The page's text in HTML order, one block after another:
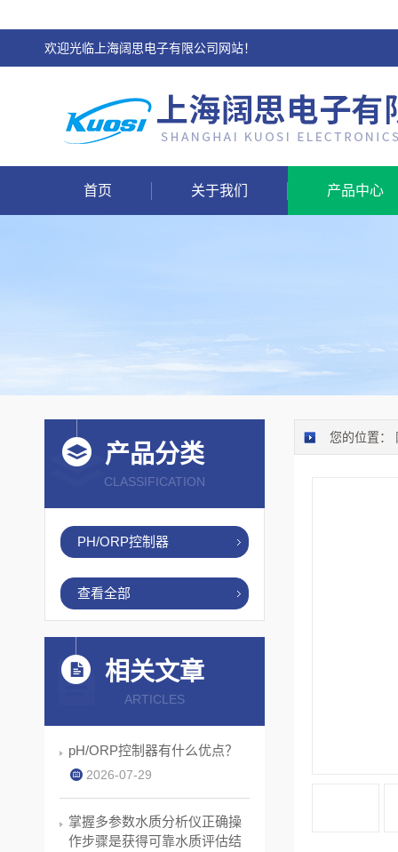
欢迎光临上海阔思电子有限公司网站！
首页 关于我们 产品中心
您的位置：
产品分类
CLASSIFICATION
PH/ORP控制器
查看全部
相关文章
ARTICLES
pH/ORP控制器有什么优点？
2026-07-29
掌握多参数水质分析仪正确操
作步骤是获得可靠水质评估结